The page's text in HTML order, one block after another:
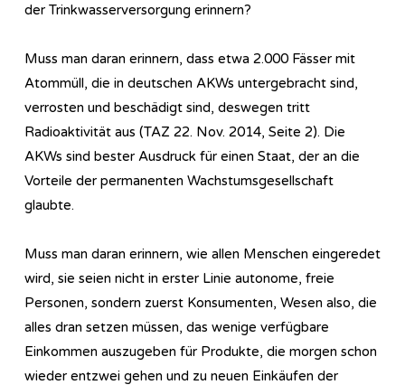
der Trinkwasserversorgung erinnern?
Muss man daran erinnern, dass etwa 2.000 Fässer mit
Atommüll, die in deutschen AKWs untergebracht sind,
verrosten und beschädigt sind, deswegen tritt
Radioaktivität aus (TAZ 22. Nov. 2014, Seite 2). Die
AKWs sind bester Ausdruck für einen Staat, der an die
Vorteile der permanenten Wachstumsgesellschaft
glaubte.
Muss man daran erinnern, wie allen Menschen eingeredet
wird, sie seien nicht in erster Linie autonome, freie
Personen, sondern zuerst Konsumenten, Wesen also, die
alles dran setzen müssen, das wenige verfügbare
Einkommen auszugeben für Produkte, die morgen schon
wieder entzwei gehen und zu neuen Einkäufen der